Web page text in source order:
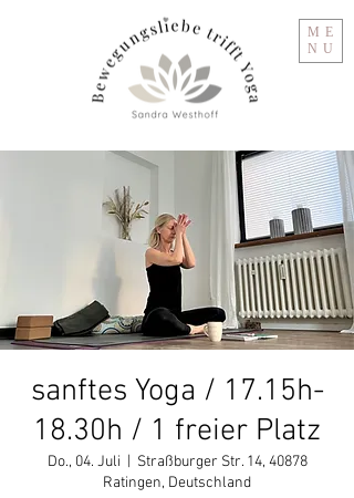
ME
NU
sanftes Yoga / 17.15h-
18.30h / 1 freier Platz
Do., 04. Juli
Straßburger Str. 14, 40878
Ratingen, Deutschland